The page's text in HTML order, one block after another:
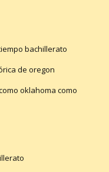
bachillerato
de oregon
como oklahoma como